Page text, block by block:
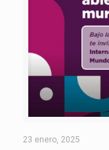
23 enero, 2025